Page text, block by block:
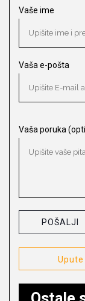
Vaše ime
Vaša e-pošta
Vaša poruka